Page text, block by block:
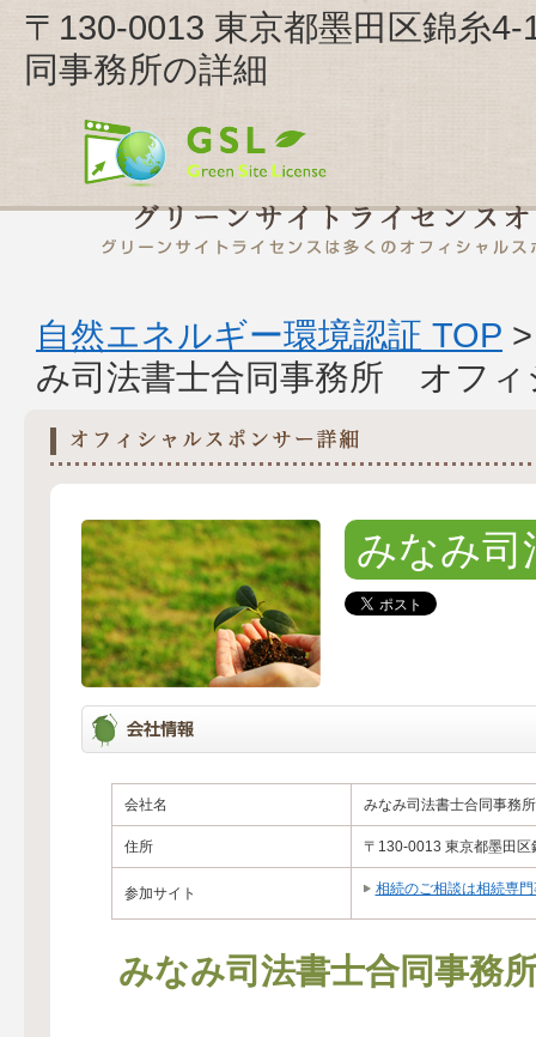
〒130-0013 東京都墨田区錦糸
同事務所の詳細
自然エネルギー環境認証 TOP
み司法書士合同事務所 オフィ
みなみ司
会社名 みなみ司法書士合同事務所
住所 〒130-0013 東京都墨田
参加サイト 相続のご相談は相続専
みなみ司法書士合同事務